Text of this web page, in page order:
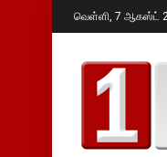
வெள்ளி, 7 ஆகஸ்ட்